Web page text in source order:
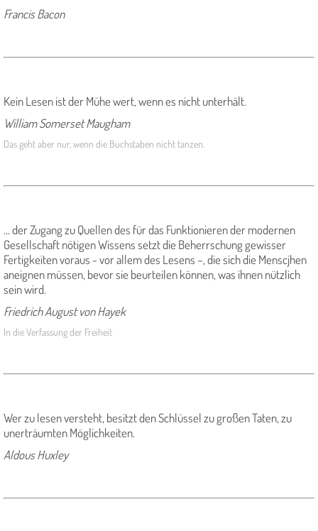
Francis Bacon
Kein Lesen ist der Mühe wert, wenn es nicht unterhält.
William Somerset Maugham
Das geht aber nur, wenn die Buchstaben nicht tanzen.
... der Zugang zu Quellen des für das Funktionieren der modernen
Gesellschaft nötigen Wissens setzt die Beherrschung gewisser
Fertigkeiten voraus - vor allem des Lesens –, die sich die Menscjhen
aneignen müssen, bevor sie beurteilen können, was ihnen nützlich
sein wird.
Friedrich August von Hayek
In die Verfassung der Freiheit
Wer zu lesen versteht, besitzt den Schlüssel zu großen Taten, zu
unerträumten Möglichkeiten.
Aldous Huxley